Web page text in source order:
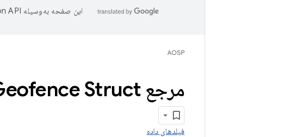
این صفحه به‌وسیله
AOSP
مرجع Geofence Struct
فیلدهای داده